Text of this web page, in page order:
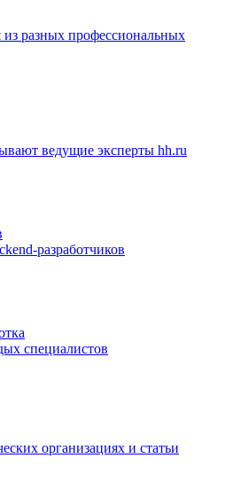
разных профессиональных
ведущие эксперты hh.ru
разработчиков
специалистов
организациях и статьи